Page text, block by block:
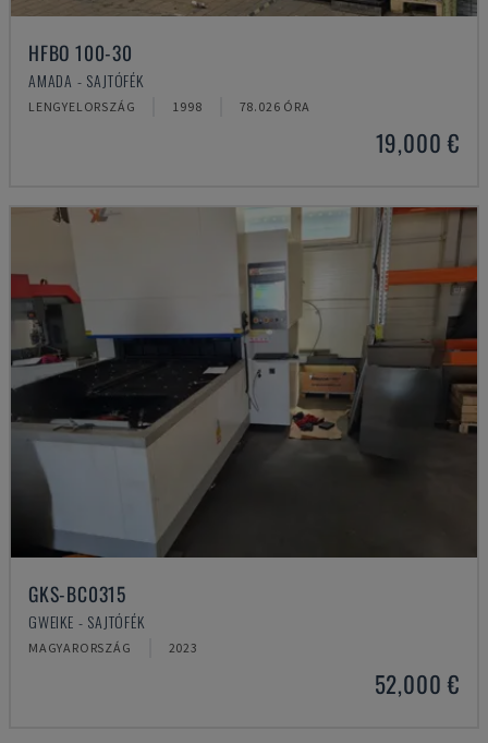
HFBO 100-30
AMADA - SAJTÓFÉK
LENGYELORSZÁG 1998 78.026 ÓRA
19,000 €
GKS-BC0315
GWEIKE - SAJTÓFÉK
MAGYARORSZÁG 2023
52,000 €